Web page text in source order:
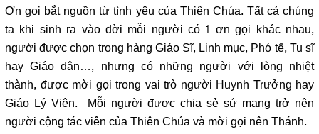
Ơn gọi bắt nguồn từ tình yêu của Thiên Chúa. Tất cả chúng
ta khi sinh ra vào đời mỗi người có 1 ơn gọi khác nhau,
người được chọn trong hàng Giáo Sĩ, Linh mục, Phó tế, Tu sĩ
hay Giáo dân…, nhưng có những người với lòng nhiệt
thành, được mời gọi trong vai trò người Huynh Trưởng hay
Giáo Lý Viên. Mỗi người được chia sẻ sứ mạng trở nên
người cộng tác viên của Thiên Chúa và mời gọi nên Thánh.